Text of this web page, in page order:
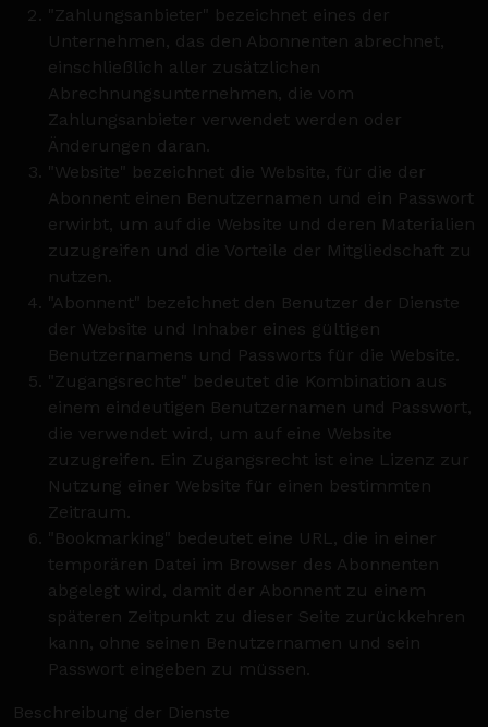
"Zahlungsanbieter" bezeichnet eines der
Unternehmen, das den Abonnenten abrechnet,
einschließlich aller zusätzlichen
Abrechnungsunternehmen, die vom
Zahlungsanbieter verwendet werden oder
Änderungen daran.
"Website" bezeichnet die Website, für die der
Abonnent einen Benutzernamen und ein Passwort
erwirbt, um auf die Website und deren Materialien
zuzugreifen und die Vorteile der Mitgliedschaft zu
nutzen.
"Abonnent" bezeichnet den Benutzer der Dienste
der Website und Inhaber eines gültigen
Benutzernamens und Passworts für die Website.
"Zugangsrechte" bedeutet die Kombination aus
einem eindeutigen Benutzernamen und Passwort,
die verwendet wird, um auf eine Website
zuzugreifen. Ein Zugangsrecht ist eine Lizenz zur
Nutzung einer Website für einen bestimmten
Zeitraum.
"Bookmarking" bedeutet eine URL, die in einer
temporären Datei im Browser des Abonnenten
abgelegt wird, damit der Abonnent zu einem
späteren Zeitpunkt zu dieser Seite zurückkehren
kann, ohne seinen Benutzernamen und sein
Passwort eingeben zu müssen.
Beschreibung der Dienste